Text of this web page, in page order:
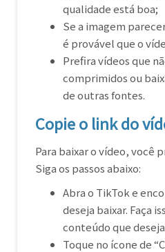
qualidade está boa;
Se a imagem
é provável que o
Prefira vídeos que
comprimidos ou
de outras fontes.
Copie o link do
Para baixar o vídeo, você
Siga os passos abaixo:
Abra o TikTok e
deseja baixar. Faça
conteúdo que
Toque no ícone de